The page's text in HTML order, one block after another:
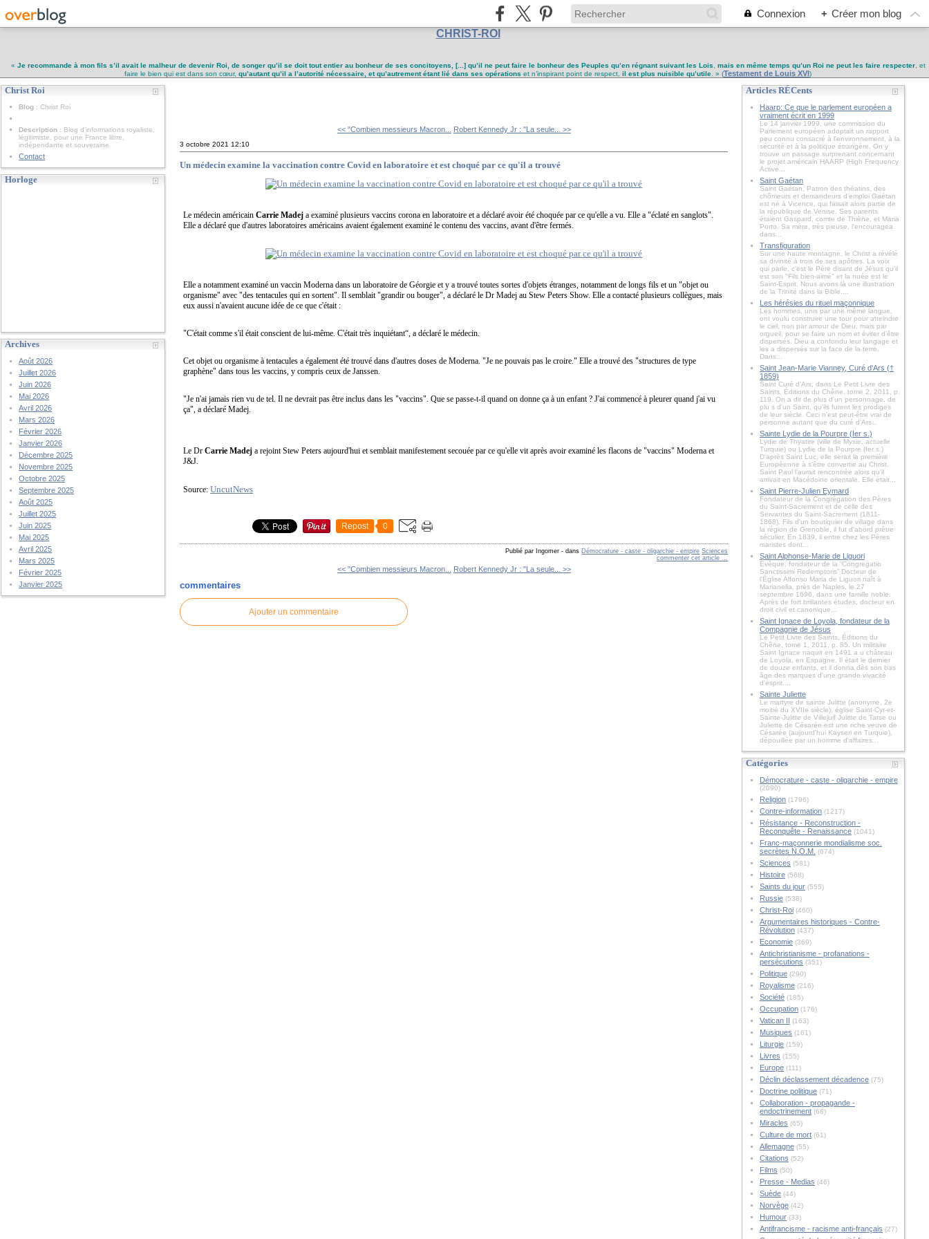
Connexion + Créer mon blog
CHRIST-ROI
« Je recommande à mon fils s’il avait le malheur de devenir Roi, de songer qu’il se doit tout entier au bonheur de ses concitoyens, [...] qu’il ne peut faire le bonheur des Peuples qu’en régnant suivant les Lois mais en même temps qu’un Roi ne peut les faire respecter, et
faire le bien qui est dans son cœur, qu’autant qu’il a l’autorité nécessaire, et qu’autrement étant lié dans ses opérations et n’inspirant point de respect, il est plus nuisible qu’utile . » (Testament de Louis XVI)
Christ Roi
Blog : Christ Roi
Description : Blog d'informations royaliste,
légitimiste, pour une France libre,
indépendante et souveraine
Contact
Horloge
Archives
Août 2026
Juillet 2026
Juin 2026
Mai 2026
Avril 2026
Mars 2026
Février 2026
Janvier 2026
Décembre 2025
Novembre 2025
Octobre 2025
Septembre 2025
Août 2025
Juillet 2025
Juin 2025
Mai 2025
Avril 2025
Mars 2025
Février 2025
Janvier 2025
<< "Combien messieurs Macron... Robert Kennedy Jr : "La seule... >>
3 octobre 2021 12:10
Un médecin examine la vaccination contre Covid en laboratoire et est choqué par ce qu'il a trouvé
Le médecin américainCarrie Madej a examiné plusieurs vaccins corona en laboratoire et a déclaré avoir été choquée par ce qu'elle a vu. Elle a "éclaté en sanglots".
Elle a déclaré que d'autres laboratoires américains avaient également examiné le contenu des vaccins, avant d'être fermés.
Elle a notamment examiné un vaccin Moderna dans un laboratoire de Géorgie et y a trouvé toutes sortes d'objets étranges, notamment de longs fils et un "objet ou
organisme" avec "des tentacules qui en sortent". Il semblait "grandir ou bouger", a déclaré le Dr Madej au Stew Peters Show. Elle a contacté plusieurs collègues, mais
eux aussi n'avaient aucune idée de ce que c'était :
"C'était comme s'il était conscient de lui-même. C'était très inquiétant“, a déclaré le médecin.
Cet objet ou organisme à tentacules a également été trouvé dans d'autres doses de Moderna. "Je ne pouvais pas le croire." Elle a trouvé des "structures de type
graphène" dans tous les vaccins, y compris ceux de Janssen.
"Je n'ai jamais rien vu de tel. Il ne devrait pas être inclus dans les "vaccins". Que se passe-t-il quand on donne ça à un enfant ? J'ai commencé à pleurer quand j'ai vu
ça", a déclaré Madej.
Le DrCarrie Madej a rejoint Stew Peters aujourd'hui et semblait manifestement secouée par ce qu'elle vit après avoir examiné les flacons de "vaccins" Moderna et
J&J.
Source:UncutNews
Repost 0
Publié par Ingomer - dans Démocrature - caste - oligarchie - empire Sciences
commenter cet article
<< "Combien messieurs Macron... Robert Kennedy Jr : "La seule... >>
commentaires
Ajouter un commentaire
Articles RÉCents
Haarp: Ce que le parlement européen a
vraiment écrit en 1999
Le 14 janvier 1999, une commission du
Parlement européen adoptait un rapport
peu connu consacré à l'environnement, à la
sécurité et à la politique étrangère. On y
trouve un passage surprenant concernant
le projet américain HAARP (High Frequency
Active...
Saint Gaétan
Saint Gaétan, Patron des théatins, des
chômeurs et demandeurs d'emploi Gaétan
est né à Vicence, qui faisait alors partie de
la république de Venise. Ses parents
étaient Gaspard, comte de Thiène, et Maria
Porto. Sa mère, très pieuse, l'encouragea
dans...
Transfiguration
Sur une haute montagne, le Christ a révélé
sa divinité à trois de ses apôtres. La voix
qui parle, c'est le Père disant de Jésus qu'il
est son "Fils bien-aimé" et la nuée est le
Saint-Esprit. Nous avons là une illustration
de la Trinité dans la Bible....
Les hérésies du rituel maçonnique
Les hommes, unis par une même langue,
ont voulu construire une tour pour atteindre
le ciel, non par amour de Dieu, mais par
orgueil, pour se faire un nom et éviter d’être
dispersés. Dieu a confondu leur langage et
les a dispersés sur la face de la terre.
Dans...
Saint Jean-Marie Vianney, Curé d'Ars (†
1859)
Saint Curé d'Ars, dans Le Petit Livre des
Saints, Éditions du Chêne, tome 2, 2011, p.
119. On a dit de plus d'un personnage, de
plu s d'un Saint, qu'ils furent les prodiges
de leur siècle. Ceci n'est peut-être vrai de
personne autant que du curé d'Ars...
Sainte Lydie de la Pourpre (Ier s.)
Lydie de Thyatire (ville de Mysie, actuelle
Turquie) ou Lydie de la Pourpre (Ier s.)
D'après Saint Luc, elle serait la première
Européenne à s'être convertie au Christ.
Saint Paul l'aurait rencontrée alors qu'il
arrivait en Macédoine orientale. Elle était...
Saint Pierre-Julien Eymard
Fondateur de la Congrégation des Pères
du Saint-Sacrement et de celle des
Servantes du Saint-Sacrement (1811-
1868). Fils d'un boutiquier de village dans
la région de Grenoble, il fut d'abord prêtre
séculier. En 1839, il entre chez les Pères
maristes dont...
Saint Alphonse-Marie de Liguori
Évêque, fondateur de la “Congregatio
Sanctissimi Redemptoris” Docteur de
l'Église Alfonso Maria de Liguori naît à
Marianella, près de Naples, le 27
septembre 1696, dans une famille noble.
Après de fort brillantes études, docteur en
droit civil et canonique...
Saint Ignace de Loyola, fondateur de la
Compagnie de Jésus
Le Petit Livre des Saints, Éditions du
Chêne, tome 1, 2011, p. 85. Un militaire
Saint Ignace naquit en 1491 a u château
de Loyola, en Espagne. Il était le dernier
de douze enfants, et il donna dès son bas
âge des marques d'une grande vivacité
d'esprit....
Sainte Juliette
Le martyre de sainte Julitte (anonyme, 2e
moitié du XVIIe siècle), église Saint-Cyr-et-
Sainte-Julitte de Villejuif Julitte de Tarse ou
Juliette de Césarée est une riche veuve de
Césarée (aujourd'hui Kayseri en Turquie),
dépouillée par un homme d'affaires...
Catégories
Démocrature - caste - oligarchie - empire
(2090)
Religion(1796)
Contre-information(1217)
Résistance - Reconstruction -
Reconquête - Renaissance(1041)
Franc-maçonnerie mondialisme soc.
secrètes N.O.M. (674)
Sciences (581)
Histoire(568)
Saints du jour(555)
Russie(538)
Christ-Roi(460)
Argumentaires historiques - Contre-
Révolution(437)
Economie(369)
Antichristianisme - profanations -
persécutions (351)
Politique(290)
Royalisme(216)
Société(185)
Occupation(176)
Vatican II (163)
Musiques (161)
Liturgie(159)
Livres (155)
Europe(111)
Déclin déclassement décadence(75)
Doctrine politique(71)
Collaboration - propagande -
endoctrinement(68)
Miracles (65)
Culture de mort(61)
Allemagne(55)
Citations (52)
Films (50)
Presse - Medias (46)
Suède(44)
Norvège(42)
Humour(33)
Antifrancisme - racisme anti-français (27)